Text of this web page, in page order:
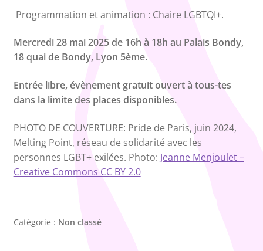
Programmation et animation : Chaire LGBTQI+.
Mercredi 28 mai 2025 de 16h à 18h au Palais Bondy,
18 quai de Bondy, Lyon 5ème.
Entrée libre, évènement gratuit ouvert à tous-tes
dans la limite des places disponibles.
PHOTO DE COUVERTURE: Pride de Paris, juin 2024,
Melting Point, réseau de solidarité avec les
personnes LGBT+ exilées. Photo: Jeanne Menjoulet –
Creative Commons CC BY 2.0
Catégorie : Non classé